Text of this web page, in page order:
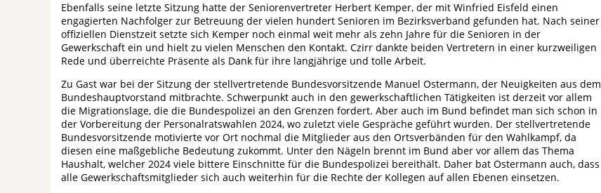
Ebenfalls seine letzte Sitzung hatte der Seniorenvertreter Herbert Kemper, der mit Winfried Eisfeld einen
engagierten Nachfolger zur Betreuung der vielen hundert Senioren im Bezirksverband gefunden hat. Nach seiner
offiziellen Dienstzeit setzte sich Kemper noch einmal weit mehr als zehn Jahre für die Senioren in der
Gewerkschaft ein und hielt zu vielen Menschen den Kontakt. Czirr dankte beiden Vertretern in einer kurzweiligen
Rede und überreichte Präsente als Dank für ihre langjährige und tolle Arbeit.
Zu Gast war bei der Sitzung der stellvertretende Bundesvorsitzende Manuel Ostermann, der Neuigkeiten aus dem
Bundeshauptvorstand mitbrachte. Schwerpunkt auch in den gewerkschaftlichen Tätigkeiten ist derzeit vor allem
die Migrationslage, die die Bundespolizei an den Grenzen fordert. Aber auch im Bund befindet man sich schon in
der Vorbereitung der Personalratswahlen 2024, wo zuletzt viele Gespräche geführt wurden. Der stellvertretende
Bundesvorsitzende motivierte vor Ort nochmal die Mitglieder aus den Ortsverbänden für den Wahlkampf, da
diesen eine maßgebliche Bedeutung zukommt. Unter den Nägeln brennt im Bund aber vor allem das Thema
Haushalt, welcher 2024 viele bittere Einschnitte für die Bundespolizei bereithält. Daher bat Ostermann auch, dass
alle Gewerkschaftsmitglieder sich auch weiterhin für die Rechte der Kollegen auf allen Ebenen einsetzen.